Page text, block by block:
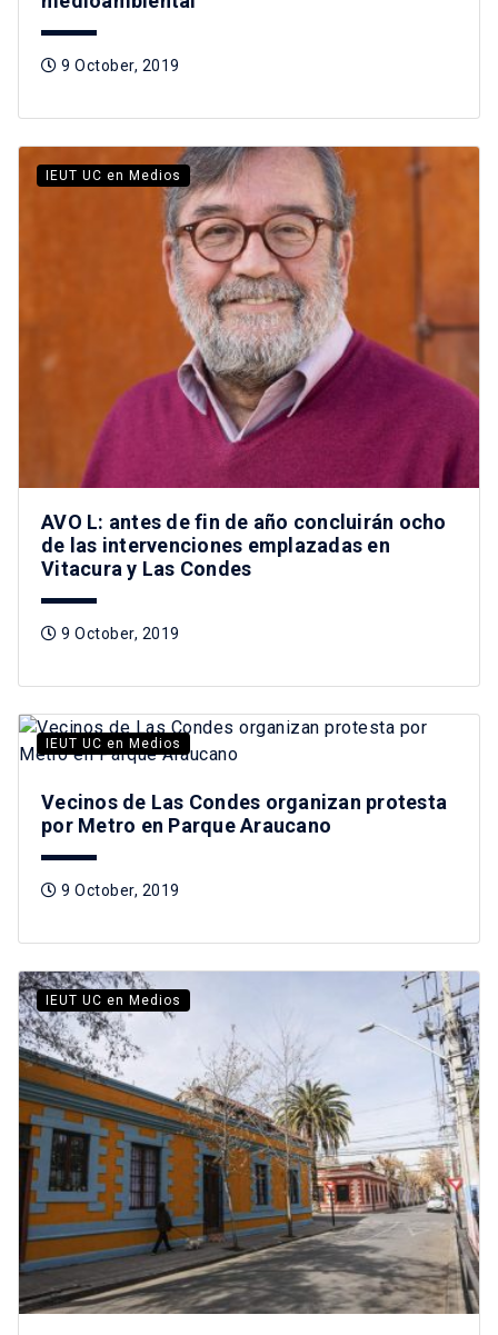
9 October, 2019
IEUT UC en Medios
AVO L: antes de fin de año concluirán ocho
de las intervenciones emplazadas en
Vitacura y Las Condes
9 October, 2019
IEUT UC en Medios
Vecinos de Las Condes organizan protesta
por Metro en Parque Araucano
9 October, 2019
IEUT UC en Medios